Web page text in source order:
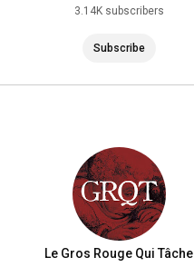
3.14K subscribers
Subscribe
Le Gros Rouge Qui Tâche